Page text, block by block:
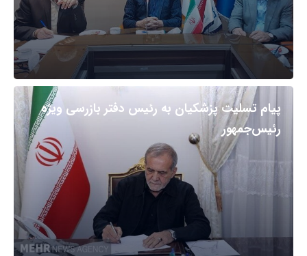
پیام تسلیت پزشکیان به رئیس دفتر بازرسی ویژه
رئیس‌جمهور